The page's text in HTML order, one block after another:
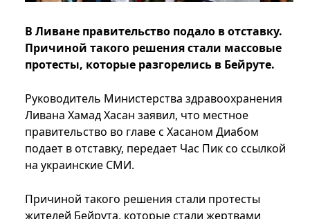
В Ливане правительство подало в отставку.
Причиной такого решения стали массовые
протесты, которые разгорелись в Бейруте.
Руководитель Министерства здравоохранения
Ливана Хамад Хасан заявил, что местное
правительство во главе с Хасаном Диабом
подает в отставку, передает Час Пик со ссылкой
на украинские СМИ.
Причиной такого решения стали протесты
жителей Бейрута, которые стали жертвами